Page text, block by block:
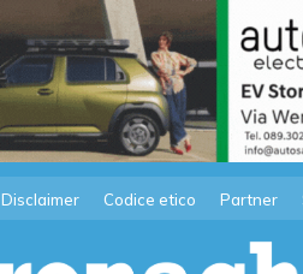
Disclaimer Codice etico Partner